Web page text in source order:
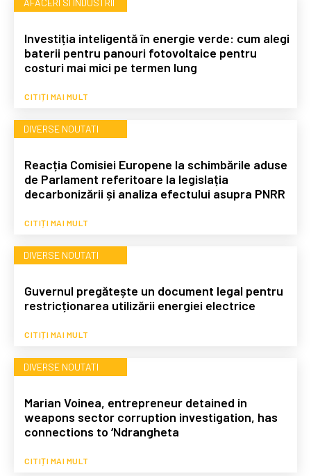
AFACERI SI INDUSTRII
Investiția inteligentă în energie verde: cum alegi
baterii pentru panouri fotovoltaice pentru
costuri mai mici pe termen lung
CITIȚI MAI MULT
DIVERSE NOUTATI
Reacția Comisiei Europene la schimbările aduse
de Parlament referitoare la legislația
decarbonizării și analiza efectului asupra PNRR
CITIȚI MAI MULT
DIVERSE NOUTATI
Guvernul pregătește un document legal pentru
restricționarea utilizării energiei electrice
CITIȚI MAI MULT
DIVERSE NOUTATI
Marian Voinea, entrepreneur detained in
weapons sector corruption investigation, has
connections to ‘Ndrangheta
CITIȚI MAI MULT